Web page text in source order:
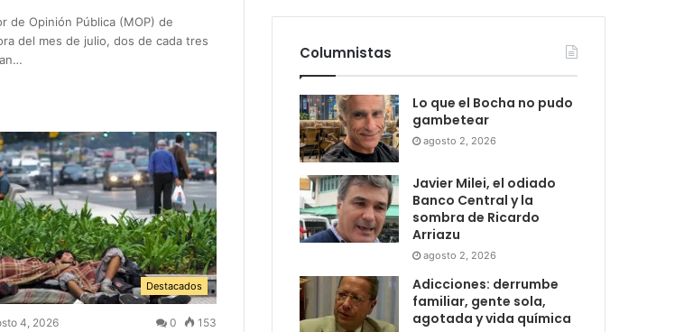
de Opinión Pública (MOP) de
del mes de julio, dos de cada tres
Destacados
4, 2026 0 153
Columnistas
Lo que el Bocha no pudo
gambetear
agosto 2, 2026
Javier Milei, el odiado
Banco Central y la
sombra de Ricardo
Arriazu
agosto 2, 2026
Adicciones: derrumbe
familiar, gente sola,
agotada y vida química